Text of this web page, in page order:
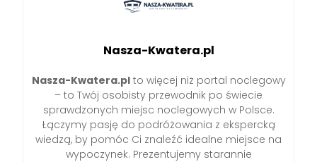
Nasza-Kwatera.pl
Nasza-Kwatera.plto więcej niż portal noclegowy
– to Twój osobisty przewodnik po świecie
sprawdzonych miejsc noclegowych w Polsce.
Łączymy pasję do podróżowania z ekspercką
wiedzą, by pomóc Ci znaleźć idealne miejsce na
wypoczynek. Prezentujemy starannie